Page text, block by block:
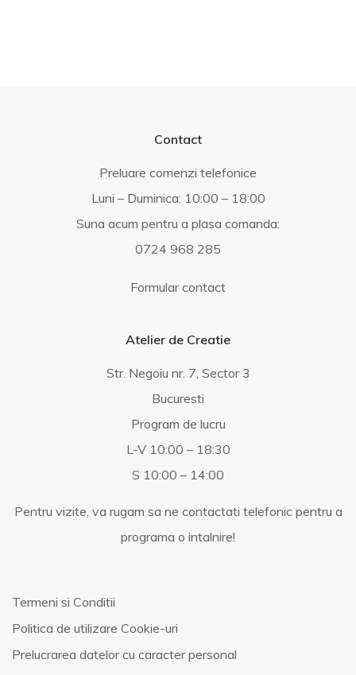
Contact
Preluare comenzi telefonice
Luni – Duminica: 10:00 – 18:00
Suna acum pentru a plasa comanda:
0724 968 285
Formular contact
Atelier de Creatie
Str. Negoiu nr. 7, Sector 3
Bucuresti
Program de lucru
L-V 10:00 – 18:30
S 10:00 – 14:00
Pentru vizite, va rugam sa ne contactati telefonic pentru a
programa o intalnire!
Termeni si Conditii
Politica de utilizare Cookie-uri
Prelucrarea datelor cu caracter personal